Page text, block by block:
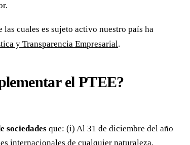
cuales es sujeto activo nuestro país ha
y Transparencia Empresarial.
el PTEE?
sociedades que: (i) Al 31 de diciembre del año
internacionales de cualquier naturaleza,